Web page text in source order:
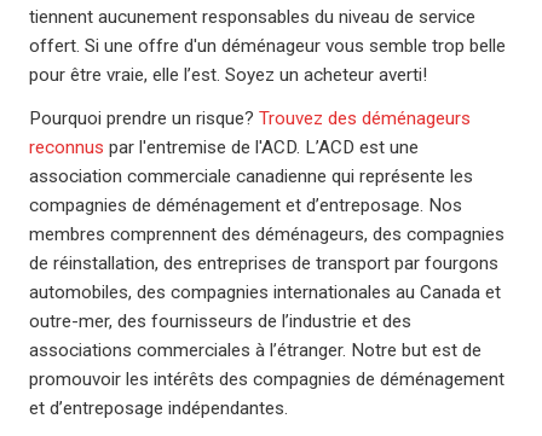
tiennent aucunement responsables du niveau de service
offert. Si une offre d'un déménageur vous semble trop belle
pour être vraie, elle l’est. Soyez un acheteur averti!
Pourquoi prendre un risque? Trouvez des déménageurs
reconnus par l'entremise de l'ACD. L’ACD est une
association commerciale canadienne qui représente les
compagnies de déménagement et d’entreposage. Nos
membres comprennent des déménageurs, des compagnies
de réinstallation, des entreprises de transport par fourgons
automobiles, des compagnies internationales au Canada et
outre-mer, des fournisseurs de l’industrie et des
associations commerciales à l’étranger. Notre but est de
promouvoir les intérêts des compagnies de déménagement
et d’entreposage indépendantes.